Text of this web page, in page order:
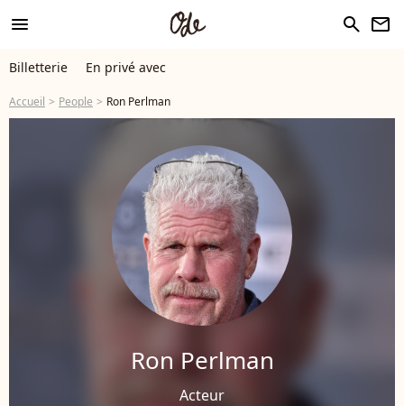
menu search newsletter
Billetterie En privé avec
Accueil People Ron Perlman
Ron Perlman
Acteur